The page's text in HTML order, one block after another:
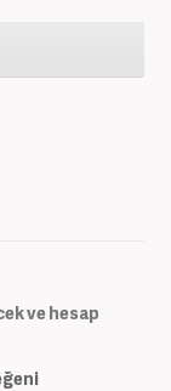
ve hesap